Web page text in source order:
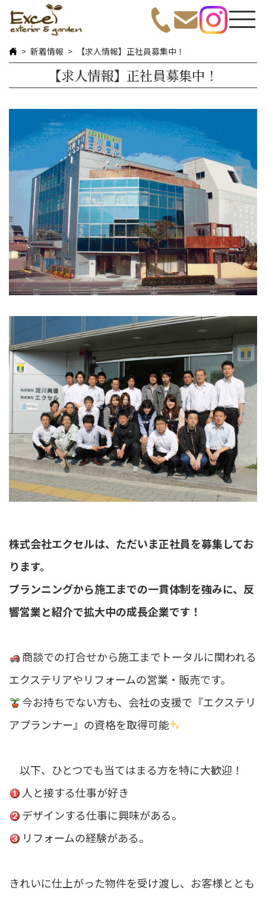
ショールーム案内
会社概要
新着情報 【求人情報】正社員募集中！
【求人情報】正社員募集中！
株式会社エクセルは、ただいま正社員を募集してお
ります。
プランニングから施工までの一貫体制を強みに、反
響営業と紹介で拡大中の成長企業です！
商談での打合せから施工までトータルに関われる
エクステリアやリフォームの営業・販売です。
今お持ちでない方も、会社の支援で『エクステリ
アプランナー』の資格を取得可能
以下、ひとつでも当てはまる方を特に大歓迎！
人と接する仕事が好き
デザインする仕事に興味がある。
リフォームの経験がある。
きれいに仕上がった物件を受け渡し、お客様ととも